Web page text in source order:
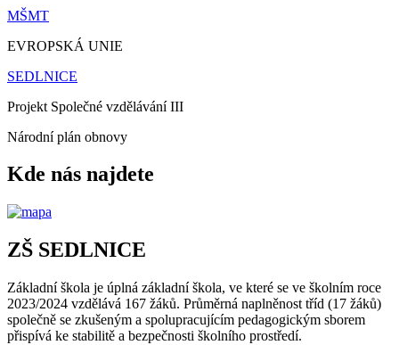
MŠMT
EVROPSKÁ UNIE
SEDLNICE
Projekt Společné vzdělávání III
Národní plán obnovy
Kde nás najdete
ZŠ SEDLNICE
Základní škola je úplná základní škola, ve které se ve školním roce
2023/2024 vzdělává 167 žáků. Průměrná naplněnost tříd (17 žáků)
společně se zkušeným a spolupracujícím pedagogickým sborem
přispívá ke stabilitě a bezpečnosti školního prostředí.